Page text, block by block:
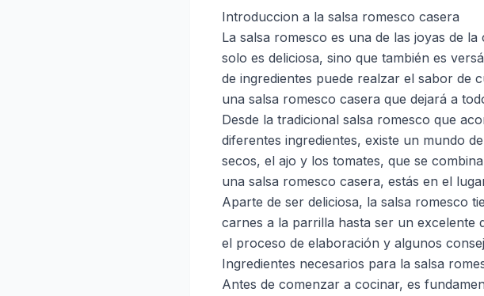
Introduccion a la salsa romesco casera
La salsa romesco es una de las joyas de
solo es deliciosa, sino que también es
de ingredientes puede realzar el sabor de
una salsa romesco casera que dejará a
Desde la tradicional salsa romesco que
diferentes ingredientes, existe un mundo
secos, el ajo y los tomates, que se
una salsa romesco casera, estás en el
Aparte de ser deliciosa, la salsa romesco
carnes a la parrilla hasta ser un excelente
el proceso de elaboración y algunos
Ingredientes necesarios para la salsa
Antes de comenzar a cocinar, es